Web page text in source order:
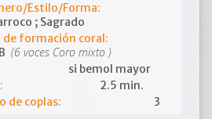
Estilo/Forma:
; Sagrado
de formación coral:
(6 voces Coro mixto )
si bemol mayor
2.5 min.
de coplas:
3